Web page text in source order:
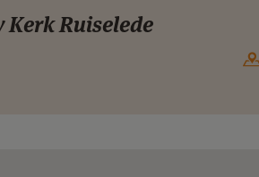
Kerk Ruiselede